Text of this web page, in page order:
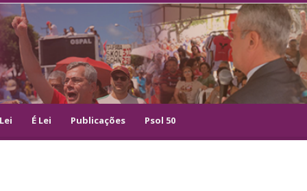
É Lei Publicações Psol 50